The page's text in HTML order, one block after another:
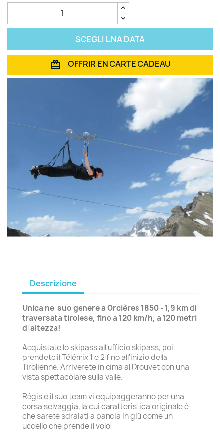
SCEGLI UNA DATA
 OFFRIR EN CARTE CADEAU
Descrizione
Unica nel suo genere a Orcières 1850 - 1,9 km di
traversata tirolese, fino a 120 km/h, a 120 metri
di altezza!
Acquistate lo skipass all'ufficio skipass, poi
prendete il Télémix 1 e 2 fino all'inizio della
Tirolienne. Arriverete in cima al Drouvet con una
vista spettacolare sulla valle.
Régis e il suo team vi equipaggeranno per una
corsa selvaggia, la cui caratteristica originale è
che sarete sdraiati a pancia in giù come un
uccello che prende il volo!